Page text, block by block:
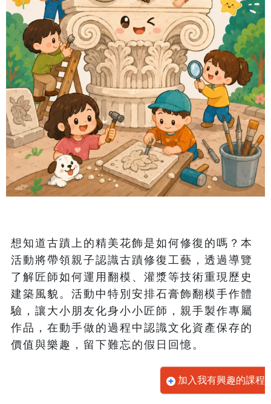
想知道古蹟上的精美花飾是如何修復的嗎？本
活動將帶領親子認識古蹟修復工藝，透過導覽
了解匠師如何運用翻模、灌漿等技術重現歷史
建築風貌。活動中特別安排石膏飾翻模手作體
驗，讓大小朋友化身小小匠師，親手製作專屬
作品，在動手做的過程中認識文化資產保存的
價值與樂趣，留下難忘的假日回憶。
加入我有興趣的課程